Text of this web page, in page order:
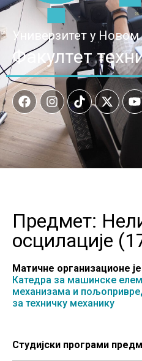
Универзитет у Новом
Факултет
Предмет:
осцилације (
Матичне организационе
Катедра за машинске
механизама и
за техничку механику
Студијски програми